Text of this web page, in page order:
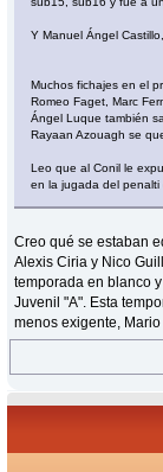
Y Manuel Ángel
Muchos fichajes en el
Romeo Faget, Marc
Ángel Luque también
Rayaan Azouagh se
Leo que al Conil le
en la jugada del penalti
Creo qué se estaban
Alexis Ciria y Nico
temporada en blanco
Juvenil "A". Esta
menos exigente,